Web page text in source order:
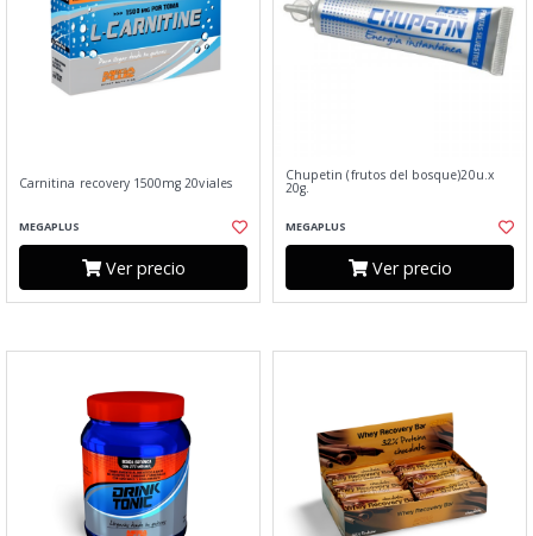
Carnitina recovery 1500mg 20viales
MEGAPLUS
Ver precio
Chupetin (frutos del bosque)20u.x
20g.
MEGAPLUS
Ver precio